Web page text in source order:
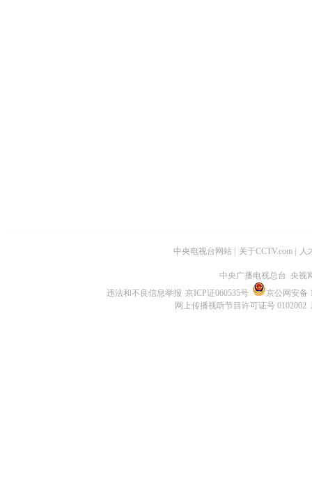
中央电视台网站 关于CCTV.com 人
中央广播电视总台 央视
违法和不良信息举报 京ICP证060535号
京公网安备
网上传播视听节目许可证号 0102002